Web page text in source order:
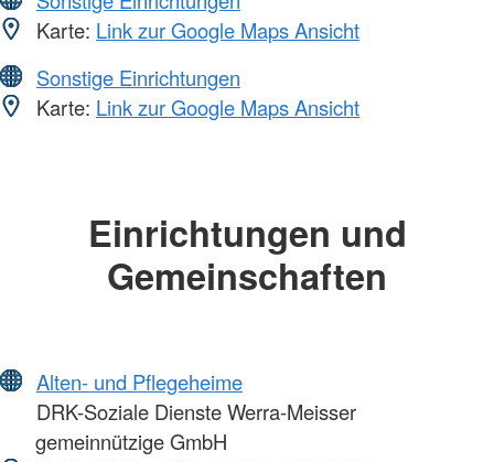
Karte: Link zur Google Maps Ansicht
Sonstige Einrichtungen
Karte: Link zur Google Maps Ansicht
Einrichtungen und
Gemeinschaften
Alten- und Pflegeheime
DRK-Soziale Dienste Werra-Meisser
gemeinnützige GmbH